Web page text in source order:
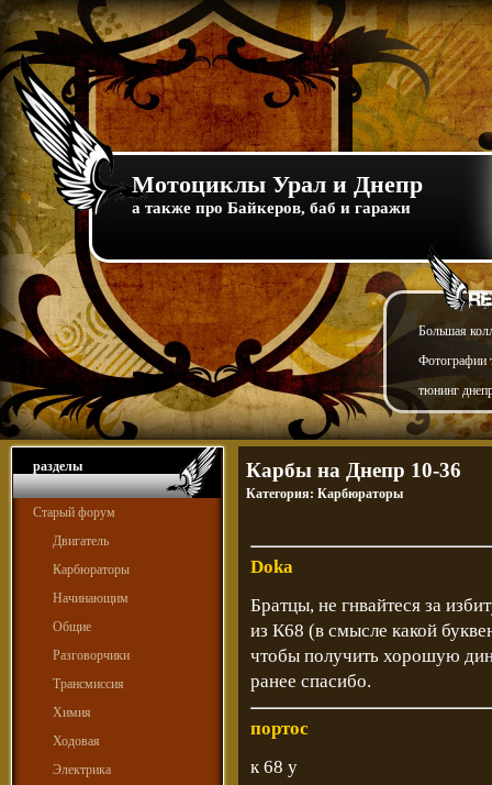
Мотоциклы Урал и Днепр
а также про Байкеров, баб и гаражи
Большая
Фотографии
тюнинг
разделы
Старый форум
Двигатель
Карбюраторы
Начинающим
Общие
Разговорчики
Трансмиссия
Химия
Ходовая
Электрика
Карбы на Днепр 10-36
Категория: Карбюраторы
Doka
Братцы, не гнвайтеся за
из К68 (в смысле какой
чтобы получить хорошую
ранее спасибо.
портос
к 68 у